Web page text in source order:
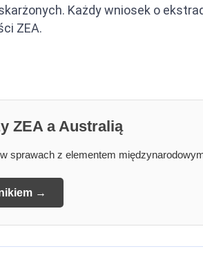
Każdy wniosek o
ZEA.
ZEA a Australią
sprawach z elementem
→